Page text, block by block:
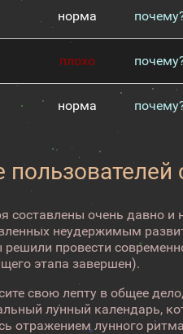
норма
плохо
норма
составлены очень давно и
неудержимым
провести
этапа завершен).
свою лепту в общее
лунный календарь,
отражением лунного